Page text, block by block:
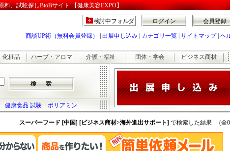
、試験探しBtoBサイト 【健康美容EXPO】
会員登録
ログイン
検討中フォルダ
商談UP術（無料会員登録） 出展申し込み カテゴリ一覧 サイトマップ| ヘ
化粧品 ハーブ・アロマ 介護・福祉 団体・学会 ビジネス商材
健康食品 試験 ポリアミン
スーパーフード [中国] [ビジネス商材>海外進出サポート] で検索した結果 (全